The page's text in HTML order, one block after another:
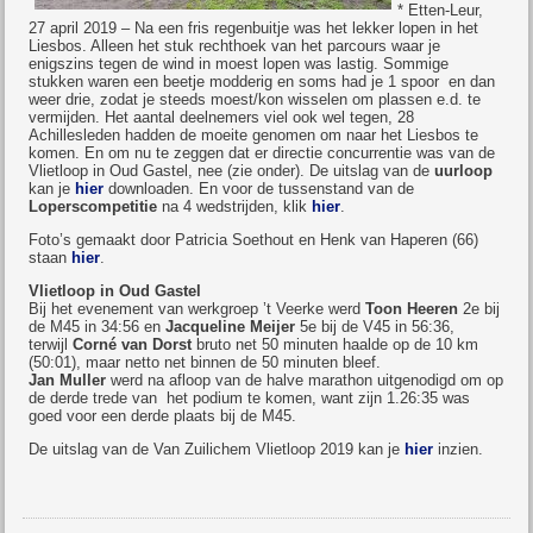
* Etten-Leur,
27 april 2019 – Na een fris regenbuitje was het lekker lopen in het
Liesbos. Alleen het stuk rechthoek van het parcours waar je
enigszins tegen de wind in moest lopen was lastig. Sommige
stukken waren een beetje modderig en soms had je 1 spoor en dan
weer drie, zodat je steeds moest/kon wisselen om plassen e.d. te
vermijden. Het aantal deelnemers viel ook wel tegen, 28
Achillesleden hadden de moeite genomen om naar het Liesbos te
komen. En om nu te zeggen dat er directie concurrentie was van de
Vlietloop in Oud Gastel, nee (zie onder). De uitslag van deuurloop
kan je hier downloaden. En voor de tussenstand van de
Loperscompetitie na 4 wedstrijden, klik hier.
Foto’s gemaakt door Patricia Soethout en Henk van Haperen (66)
staan hier.
Vlietloop in Oud Gastel
Bij het evenement van werkgroep ’t Veerke werdToon Heeren 2e bij
de M45 in 34:56 enJacqueline Meijer 5e bij de V45 in 56:36,
terwijlCorné van Dorstbruto net 50 minuten haalde op de 10 km
(50:01), maar netto net binnen de 50 minuten bleef.
Jan Muller werd na afloop van de halve marathon uitgenodigd om op
de derde trede van het podium te komen, want zijn 1.26:35 was
goed voor een derde plaats bij de M45.
De uitslag van de Van Zuilichem Vlietloop 2019 kan je hier inzien.